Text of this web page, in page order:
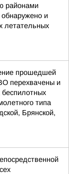
районами
и
летательных
прошедшей
перехвачены и
беспилотных
типа
Брянской,